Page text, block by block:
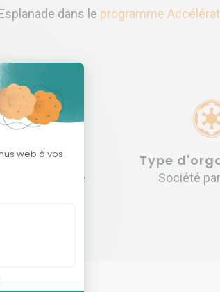
dans le programme
et Alexandre
Type
Société